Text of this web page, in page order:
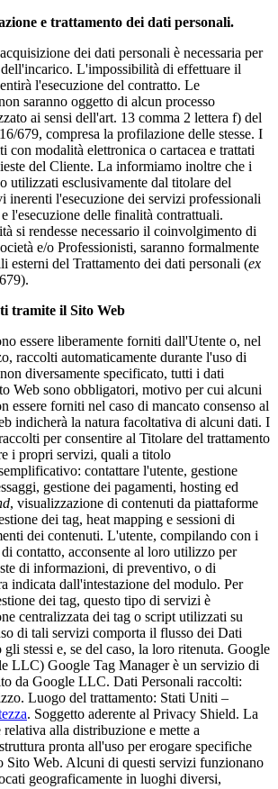
e trattamento dei dati personali.
dei dati personali è necessaria per
L'impossibilità di effettuare il
l'esecuzione del contratto. Le
saranno oggetto di alcun processo
ai sensi dell'art. 13 comma 2 lettera f) del
679, compresa la profilazione delle stesse. I
con modalità elettronica o cartacea e trattati
del Cliente. La informiamo inoltre che i
utilizzati esclusivamente dal titolare del
inerenti l'esecuzione dei servizi professionali
l'esecuzione delle finalità contrattuali.
si rendesse necessario il coinvolgimento di
e/o Professionisti, saranno formalmente
esterni del Trattamento dei dati personali (ex
tramite il Sito Web
essere liberamente forniti dall'Utente o, nel
raccolti automaticamente durante l'uso di
diversamente specificato, tutti i dati
Web sono obbligatori, motivo per cui alcuni
essere forniti nel caso di mancato consenso al
indicherà la natura facoltativa di alcuni dati. I
per consentire al Titolare del trattamento
i propri servizi, quali a titolo
contattare l'utente, gestione
gestione dei pagamenti, hosting ed
, visualizzazione di contenuti da piattaforme
dei tag, heat mapping e sessioni di
dei contenuti. L'utente, compilando con i
contatto, acconsente al loro utilizzo per
di informazioni, di preventivo, o di
indicata dall'intestazione del modulo. Per
dei tag, questo tipo di servizi è
centralizzata dei tag o script utilizzati su
di tali servizi comporta il flusso dei Dati
stessi e, se del caso, la loro ritenuta. Google
LLC) Google Tag Manager è un servizio di
da Google LLC. Dati Personali raccolti:
Luogo del trattamento: Stati Uniti –
. Soggetto aderente al Privacy Shield. La
alla distribuzione e mette a
pronta all'uso per erogare specifiche
Sito Web. Alcuni di questi servizi funzionano
geograficamente in luoghi diversi,